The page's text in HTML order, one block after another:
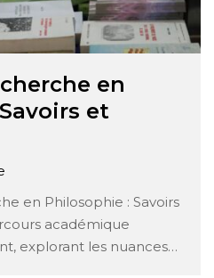
en
et
en Philosophie : Savoirs
académique
explorant les nuances